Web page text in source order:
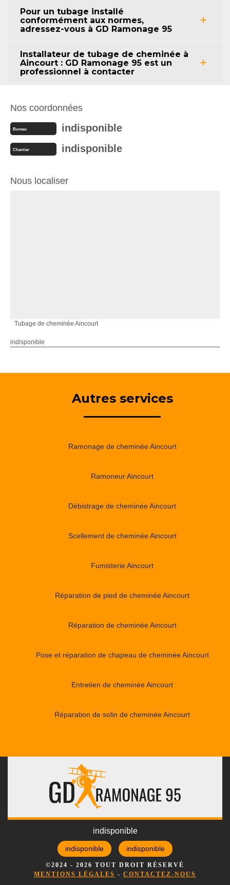
Pour un tubage installé
conformément aux normes,
adressez-vous à GD Ramonage 95
Installateur de tubage de cheminée à
Aincourt : GD Ramonage 95 est un
professionnel à contacter
Nos coordonnées
Bureau indisponible
Chantier indisponible
Nous localiser
Tubage de cheminée Aincourt
indisponible
Autres services
Ramonage de cheminée Aincourt
Ramoneur Aincourt
Débistrage de cheminée Aincourt
Scellement de cheminée Aincourt
Fumisterie Aincourt
Réparation de pied de cheminée Aincourt
Réparation de cheminée Aincourt
Pose et réparation de chapeau de cheminée Aincourt
Entretien de cheminée Aincourt
Réparation de solin de cheminée Aincourt
indisponible
indisponible indisponible
©2024 - 2026 TOUT DROIT RÉSERVÉ
MENTIONS LÉGALES - CONTACTEZ-NOUS